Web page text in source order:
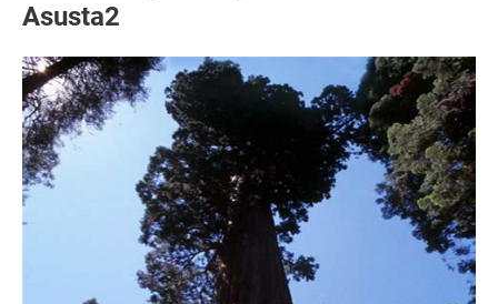
Asusta2